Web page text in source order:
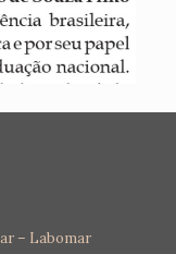
– Labomar